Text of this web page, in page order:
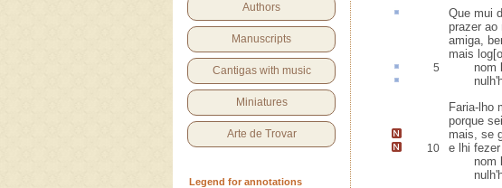
Authors
Manuscripts
Cantigas with music
Miniatures
Arte de Trovar
Legend for annotations
Que mui
prazer ao
amiga,
mais
5 nom
Faria-lho
porque
mais, se
10 e lhi fezer
nom